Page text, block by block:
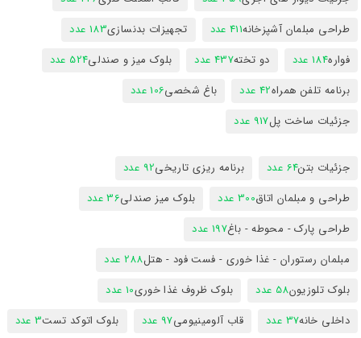
طراحی مبلمان آشپزخانه411 عدد تجهیزات بدنسازی183 عدد
فواره184 عدد دو تخته437 عدد بلوک میز و صندلی524 عدد
برنامه تلفن همراه42 عدد باغ شخصی106 عدد
جزئیات ساخت پل917 عدد
جزئیات بتن64 عدد برنامه ریزی تاریخی92 عدد
طراحی و مبلمان اتاق300 عدد بلوک میز صندلی36 عدد
طراحی پارک - محوطه - باغ197 عدد
مبلمان رستوران - غذا خوری - فست فود - هتل288 عدد
بلوک تلوزیون58 عدد بلوک ظروف غذا خوری10 عدد
داخلی خانه37 عدد قاب آلومینیومی97 عدد بلوک اتوکد تست3 عدد